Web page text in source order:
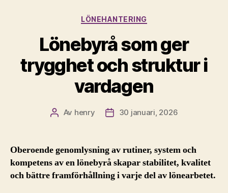
Kategorier
LÖNEHANTERING
Lönebyrå som ger
trygghet och struktur i
vardagen
Inläggsförfattare
Av henry Inläggsdatum
30 januari, 2026
Oberoende genomlysning av rutiner, system och
kompetens av en lönebyrå skapar stabilitet, kvalitet
och bättre framförhållning i varje del av lönearbetet.